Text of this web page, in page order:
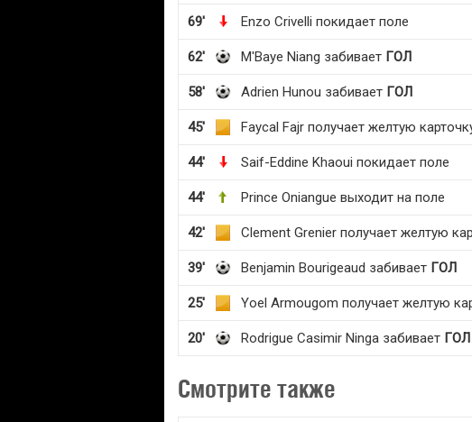
69' Enzo Crivelli покидает поле
62' M'Baye Niang забивает ГОЛ
58' Adrien Hunou забивает ГОЛ
45' Faycal Fajr получает желтую
44' Saif-Eddine Khaoui покидает поле
44' Prince Oniangue выходит на поле
42' Clement Grenier получает желтую
39' Benjamin Bourigeaud забивает ГОЛ
25' Yoel Armougom получает желтую
20' Rodrigue Casimir Ninga забивает ГОЛ
Смотрите также